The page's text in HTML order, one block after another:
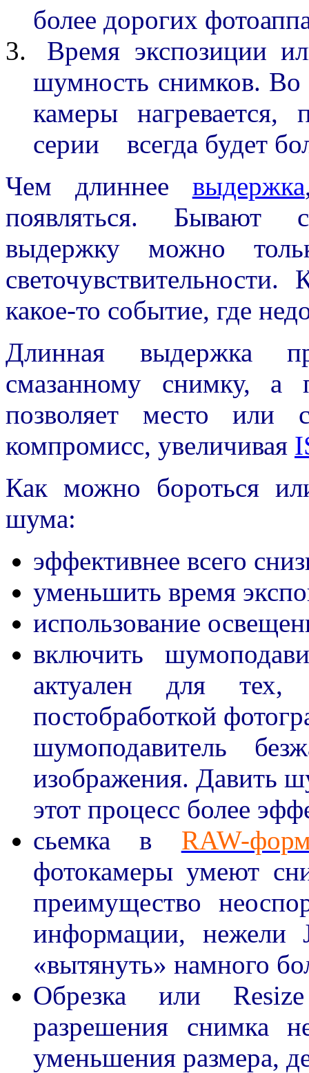
более дорогих
Время экспозиции
шумность снимков. Во
камеры
серии всегда будет
Чем длиннее выдержка
появляться. Бывают
выдержку можно
какое-то событие, где
Длинная выдержка
смазанному снимку, а
позволяет место или
компромисс, увеличивая
Как можно бороться
шума:
эффективнее всего
уменьшить время
использование
включить
актуален для тех,
постобработкой
шумоподавитель
изображения. Давить
этот процесс более
сьемка в RAW-
фотокамеры умеют
преимущество
информации, нежели
«вытянуть» намного
Обрезка или
разрешения снимка
уменьшения размера,